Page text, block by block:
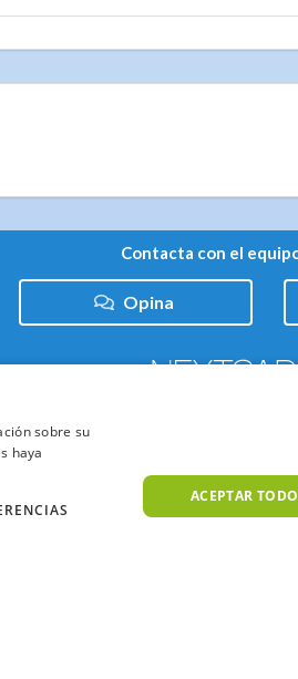
Contacta con el
Opina
sobre su
haya
ACEPTAR TODO